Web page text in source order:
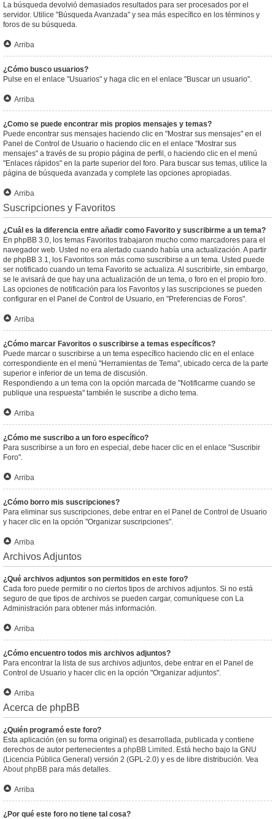
La búsqueda devolvió demasiados resultados para ser procesados por el
servidor. Utilice "Búsqueda Avanzada" y sea más específico en los términos y
foros de su búsqueda.
Arriba
¿Cómo busco usuarios?
Pulse en el enlace "Usuarios" y haga clic en el enlace "Buscar un usuario".
Arriba
¿Como se puede encontrar mis propios mensajes y temas?
Puede encontrar sus mensajes haciendo clic en "Mostrar sus mensajes" en el
Panel de Control de Usuario o haciendo clic en el enlace "Mostrar sus
mensajes" a través de su propio página de perfil, o haciendo clic en el menú
"Enlaces rápidos" en la parte superior del foro. Para buscar sus temas, utilice la
página de búsqueda avanzada y complete las opciones apropiadas.
Arriba
Suscripciones y Favoritos
¿Cuál es la diferencia entre añadir como Favorito y suscribirme a un tema?
En phpBB 3.0, los temas Favoritos trabajaron mucho como marcadores para el
navegador web. Usted no era alertado cuando había una actualización. A partir
de phpBB 3.1, los Favoritos son más como suscribirse a un tema. Usted puede
ser notificado cuando un tema Favorito se actualiza. Al suscribirte, sin embargo,
se le avisará de que hay una actualización de un tema, o foro en el propio foro.
Las opciones de notificación para los Favoritos y las suscripciones se pueden
configurar en el Panel de Control de Usuario, en "Preferencias de Foros".
Arriba
¿Cómo marcar Favoritos o suscribirse a temas específicos?
Puede marcar o suscribirse a un tema específico haciendo clic en el enlace
correspondiente en el menú "Herramientas de Tema", ubicado cerca de la parte
superior e inferior de un tema de discusión.
Respondiendo a un tema con la opción marcada de "Notificarme cuando se
publique una respuesta" también le suscribe a dicho tema.
Arriba
¿Cómo me suscribo a un foro específico?
Para suscribirse a un foro en especial, debe hacer clic en el enlace "Suscribir
Foro".
Arriba
¿Cómo borro mis suscripciones?
Para eliminar sus suscripciones, debe entrar en el Panel de Control de Usuario
y hacer clic en la opción "Organizar suscripciones".
Arriba
Archivos Adjuntos
¿Qué archivos adjuntos son permitidos en este foro?
Cada foro puede permitir o no ciertos tipos de archivos adjuntos. Si no está
seguro de que tipos de archivos se pueden cargar, comuníquese con La
Administración para obtener más información.
Arriba
¿Cómo encuentro todos mis archivos adjuntos?
Para encontrar la lista de sus archivos adjuntos, debe entrar en el Panel de
Control de Usuario y hacer clic en la opción "Organizar adjuntos".
Arriba
Acerca de phpBB
¿Quién programó este foro?
Esta aplicación (en su forma original) es desarrollada, publicada y contiene
derechos de autor pertenecientes a phpBB Limited . Está hecho bajo la GNU
(Licencia Pública General) versión 2 (GPL-2.0) y es de libre distribución. Vea
About phpBB para más detalles.
Arriba
¿Por qué este foro no tiene tal cosa?